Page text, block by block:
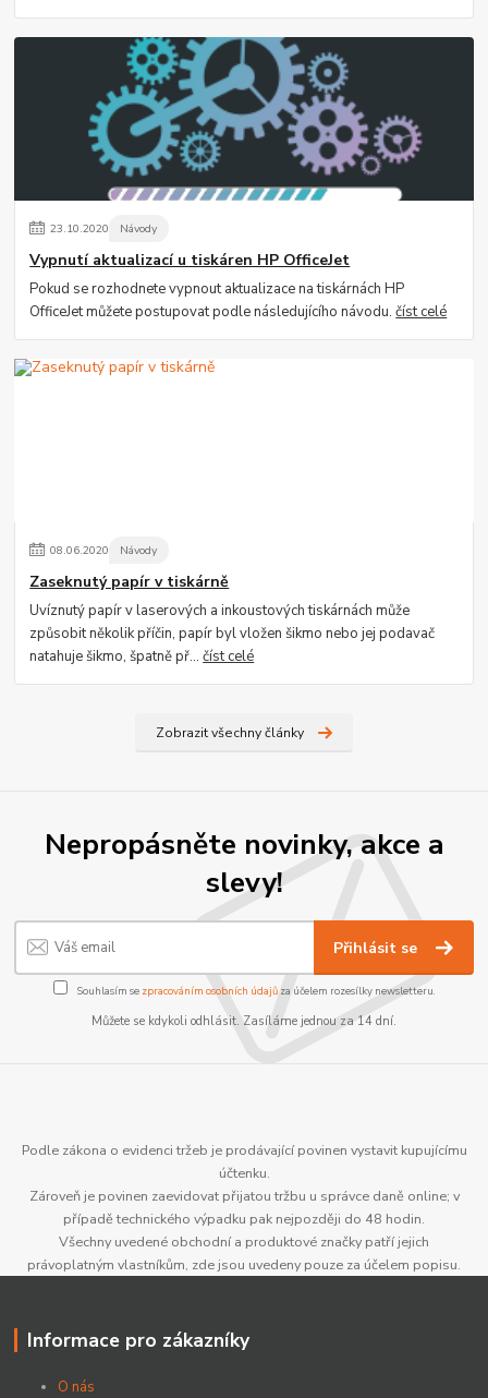
23.10.2020 Návody
Vypnutí aktualizací u tiskáren HP OfficeJet
Pokud se rozhodnete vypnout aktualizace na tiskárnách HP
OfficeJet můžete postupovat podle následujícího návodu.číst celé
08.06.2020 Návody
Zaseknutý papír v tiskárně
Uvíznutý papír v laserových a inkoustových tiskárnách může
způsobit několik příčin, papír byl vložen šikmo nebo jej podavač
natahuje šikmo, špatně př...číst celé
Zobrazit všechny články
Nepropásněte novinky, akce a
slevy!
Přihlásit se
Souhlasím se zpracováním osobních údajůza účelem rozesílky newsletteru.
Můžete se kdykoli odhlásit. Zasíláme jednou za 14 dní.
Podle zákona o evidenci tržeb je prodávající povinen vystavit kupujícímu
účtenku.
Zároveň je povinen zaevidovat přijatou tržbu u správce daně online; v
případě technického výpadku pak nejpozději do 48 hodin.
Všechny uvedené obchodní a produktové značky patří jejich
právoplatným vlastníkům, zde jsou uvedeny pouze za účelem popisu.
Informace pro zákazníky
O nás